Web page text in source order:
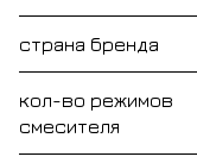
страна бренда
кол-во режимов
смесителя